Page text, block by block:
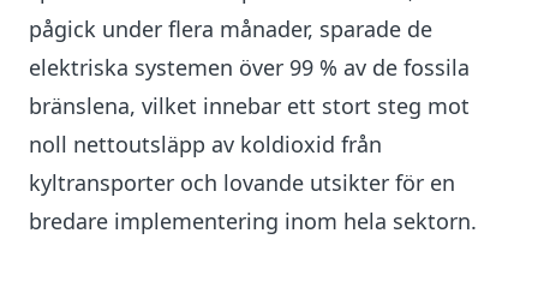
pågick under flera månader, sparade de
elektriska systemen över 99 % av de fossila
bränslena, vilket innebar ett stort steg mot
noll nettoutsläpp av koldioxid från
kyltransporter och lovande utsikter för en
bredare implementering inom hela sektorn.